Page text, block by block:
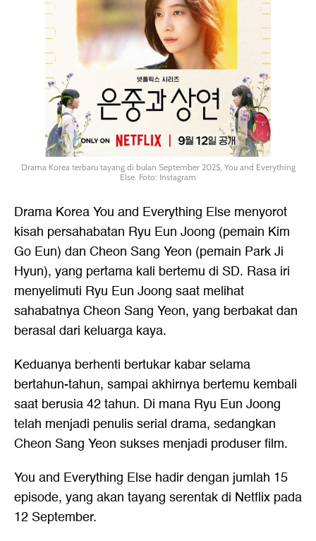
Drama Korea terbaru tayang di bulan September 2025, You and Everything
Else. Foto: Instagram
Drama Korea You and Everything Else menyorot
kisah persahabatan Ryu Eun Joong (pemain Kim
Go Eun) dan Cheon Sang Yeon (pemain Park Ji
Hyun), yang pertama kali bertemu di SD. Rasa iri
menyelimuti Ryu Eun Joong saat melihat
sahabatnya Cheon Sang Yeon, yang berbakat dan
berasal dari keluarga kaya.
Keduanya berhenti bertukar kabar selama
bertahun-tahun, sampai akhirnya bertemu kembali
saat berusia 42 tahun. Di mana Ryu Eun Joong
telah menjadi penulis serial drama, sedangkan
Cheon Sang Yeon sukses menjadi produser film.
You and Everything Else hadir dengan jumlah 15
episode, yang akan tayang serentak di Netflix pada
12 September.